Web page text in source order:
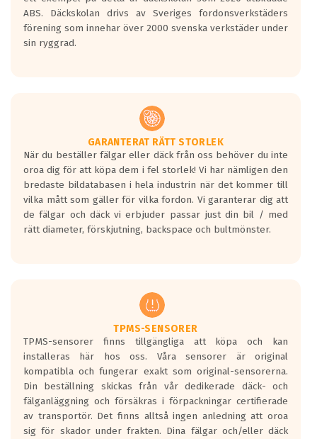
ABS. Däckskolan drivs av Sveriges fordonsverkstäders
förening som innehar över 2000 svenska verkstäder under
sin ryggrad.
GARANTERAT RÄTT STORLEK
När du beställer fälgar eller däck från oss behöver du inte
oroa dig för att köpa dem i fel storlek! Vi har nämligen den
bredaste bildatabasen i hela industrin när det kommer till
vilka mått som gäller för vilka fordon. Vi garanterar dig att
de fälgar och däck vi erbjuder passar just din bil / med
rätt diameter, förskjutning, backspace och bultmönster.
TPMS-SENSORER
TPMS-sensorer finns tillgängliga att köpa och kan
installeras här hos oss. Våra sensorer är original
kompatibla och fungerar exakt som original-sensorerna.
Din beställning skickas från vår dedikerade däck- och
fälganläggning och försäkras i förpackningar certifierade
av transportör. Det finns alltså ingen anledning att oroa
sig för skador under frakten. Dina fälgar och/eller däck